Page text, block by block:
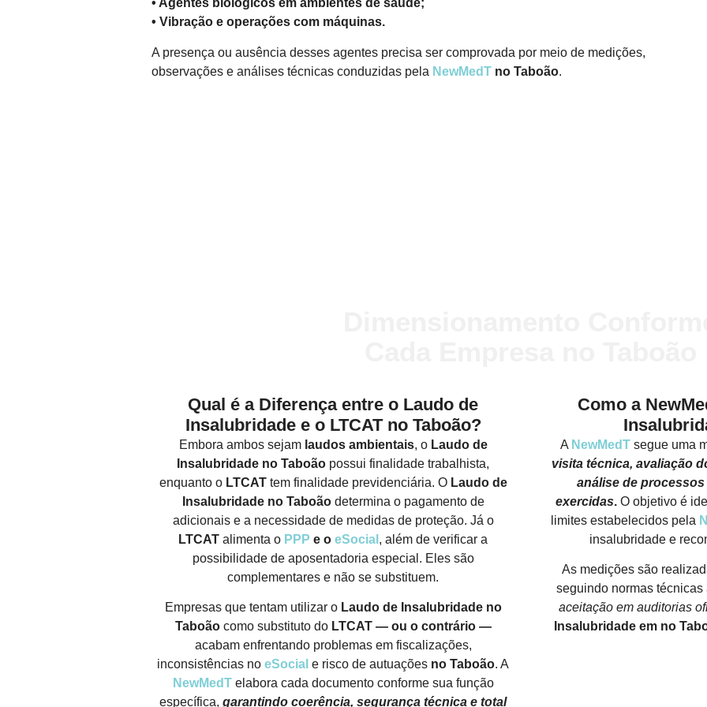
• Agentes biológicos em ambientes de saúde;
• Vibração e operações com máquinas.
A presença ou ausência desses agentes precisa ser comprovada por meio de medições,
observações e análises técnicas conduzidas pela NewMedT no Taboão.
Qual é a Diferença entre o Laudo de
Insalubridade e o LTCAT no Taboão?
Embora ambos sejam laudos ambientais, o Laudo de
Insalubridade no Taboão possui finalidade trabalhista,
enquanto o LTCATtem finalidade previdenciária. O Laudo de
Insalubridade no Taboãodetermina o pagamento de
adicionais e a necessidade de medidas de proteção. Já o
LTCAT alimenta o PPP e o eSocial , além de verificar a
possibilidade de aposentadoria especial. Eles são
complementares e não se substituem.
Empresas que tentam utilizar o Laudo de Insalubridade no
Taboãocomo substituto do LTCAT — ou o contrário —
acabam enfrentando problemas em fiscalizações,
inconsistências no eSocial e risco de autuações no Taboão. A
NewMedT elabora cada documento conforme sua função
específica, garantindo coerência, segurança técnica e total
Como a
A NewMedT segue uma
visita técnica, avaliação
análise de
exercidas.O objetivo é
limites estabelecidos pela
insalubridade e
As medições são
seguindo normas
aceitação em auditorias
Insalubridade em no